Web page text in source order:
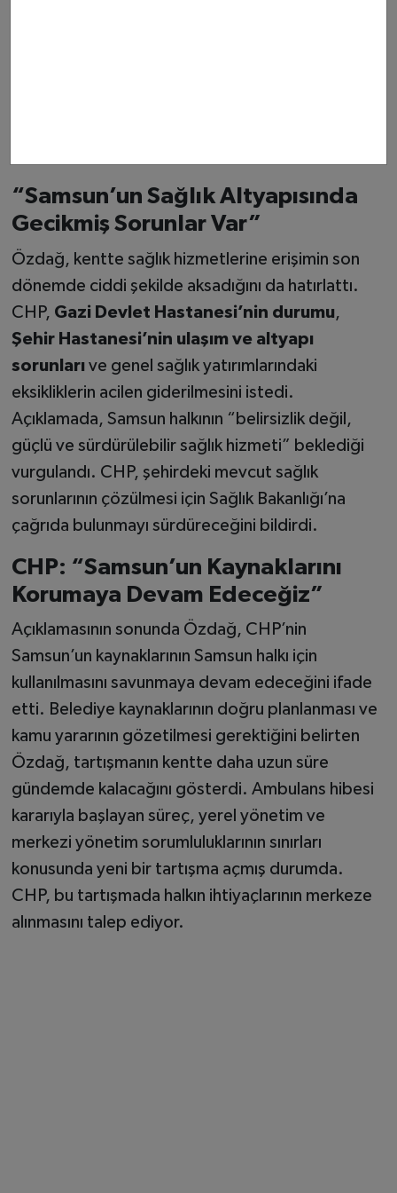
“Samsun’un Sağlık Altyapısında
Gecikmiş Sorunlar Var”
Özdağ, kentte sağlık hizmetlerine erişimin son
dönemde ciddi şekilde aksadığını da hatırlattı.
CHP, Gazi Devlet Hastanesi’nin durumu,
Şehir Hastanesi’nin ulaşım ve altyapı
sorunlarıve genel sağlık yatırımlarındaki
eksikliklerin acilen giderilmesini istedi.
Açıklamada, Samsun halkının “belirsizlik değil,
güçlü ve sürdürülebilir sağlık hizmeti” beklediği
vurgulandı. CHP, şehirdeki mevcut sağlık
sorunlarının çözülmesi için Sağlık Bakanlığı’na
çağrıda bulunmayı sürdüreceğini bildirdi.
CHP: “Samsun’un Kaynaklarını
Korumaya Devam Edeceğiz”
Açıklamasının sonunda Özdağ, CHP’nin
Samsun’un kaynaklarının Samsun halkı için
kullanılmasını savunmaya devam edeceğini ifade
etti. Belediye kaynaklarının doğru planlanması ve
kamu yararının gözetilmesi gerektiğini belirten
Özdağ, tartışmanın kentte daha uzun süre
gündemde kalacağını gösterdi. Ambulans hibesi
kararıyla başlayan süreç, yerel yönetim ve
merkezi yönetim sorumluluklarının sınırları
konusunda yeni bir tartışma açmış durumda.
CHP, bu tartışmada halkın ihtiyaçlarının merkeze
alınmasını talep ediyor.